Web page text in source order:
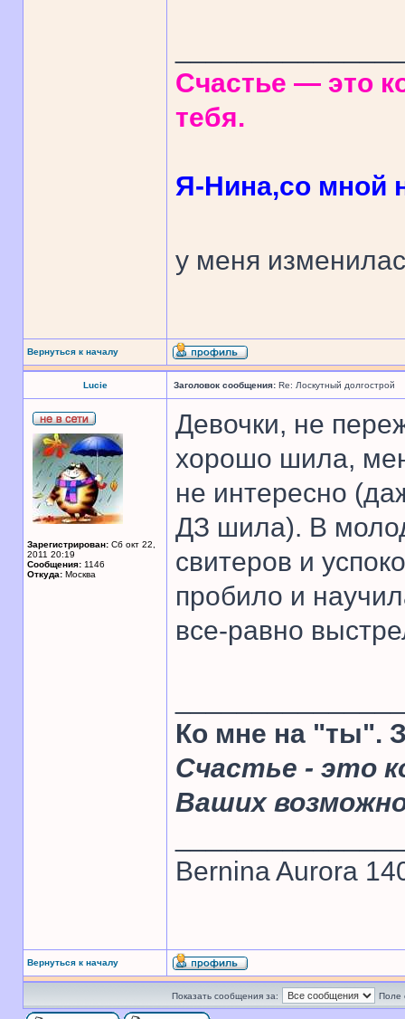
Счастье — это
тебя.
Я-Нина,со мной
у меня
Вернуться к началу
Lucie Заголовок сообщения: Re: Лоскутный долгострой
Зарегистрирован: Сб окт 22,
2011 20:19
Сообщения: 1146
Откуда: Москва
Девочки, не
хорошо шила,
не интересно
ДЗ шила). В
свитеров и
пробило и
все-равно
Ко мне на "ты".
Счастье - это
Ваших
Bernina Aurora
Вернуться к началу
Показать сообщения за: Поле